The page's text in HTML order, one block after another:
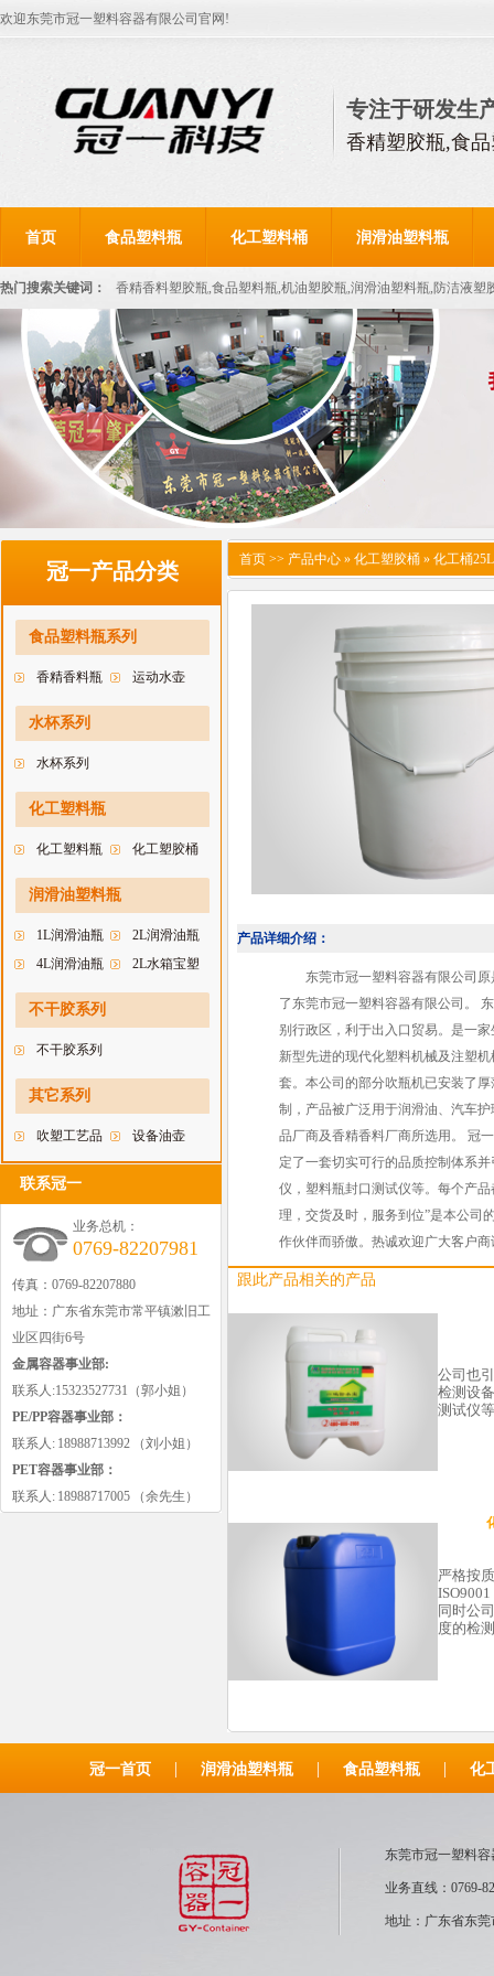
欢迎东莞市冠一塑料容器有限公司官网!
专注于研发生
香精塑胶瓶,食
首页 食品塑料瓶 化工塑料桶 润滑油塑料瓶
热门搜索关键词： 香精香料塑胶瓶,食品塑料瓶,机油塑胶瓶,润滑油塑料瓶,防洁液塑
冠一产品分类
食品塑料瓶系列
香精香料瓶 运动水壶
水杯系列
水杯系列
化工塑料瓶
化工塑料瓶 化工塑胶桶
润滑油塑料瓶
1L润滑油瓶
2L润滑油瓶
4L润滑油瓶
2L水箱宝塑
料瓶
不干胶系列
不干胶系列
其它系列
吹塑工艺品 设备油壶
联系冠一
业务总机：
0769-82207981
传真：0769-82207880
地址：广东省东莞市常平镇漱旧工
业区四街6号
金属容器事业部:
联系人:15323527731（郭小姐）
PE/PP容器事业部：
联系人: 18988713992 （刘小姐）
PET容器事业部：
联系人: 18988717005 （余先生）
首页 >> 产品中心 » 化工塑胶桶 » 化工桶
产品详细介绍：
东莞市冠一塑料容器有限公司原
了东莞市冠一塑料容器有限公司。
别行政区，利于出入口贸易。是一
新型先进的现代化塑料机械及注塑
套。本公司的部分吹瓶机已安装了
制，产品被广泛用于润滑油、汽车
品厂商及香精香料厂商所选用。 冠
定了一套切实可行的品质控制体系
仪，塑料瓶封口测试仪等。每个产
理，交货及时，服务到位”是本公司
作伙伴而骄傲。热诚欢迎广大客户
跟此产品相关的产品
公司也
检测设
测试仪
严格按
同时公
度的检
冠一首页 | 润滑油塑料瓶 | 食品塑料瓶 | 化
东莞市冠一塑
业务直线：0769-
地址：广东省